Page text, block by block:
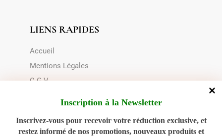
Inscription à la Newsletter
Inscrivez-vous pour recevoir votre réduction exclusive, et
restez informé de nos promotions, nouveaux produits et
LIENS RAPIDES
Accueil
Mentions Légales
C.G.V
Choix du contenant
Politique de cookies (UE)